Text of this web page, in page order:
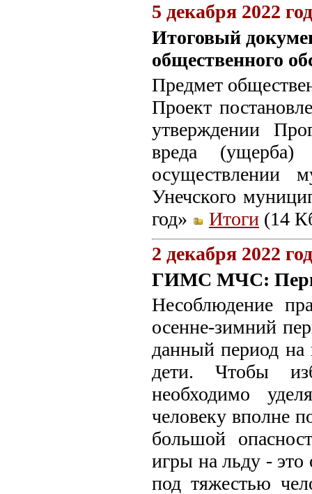
5 декабря 2022
Итоговый
общественного
Предмет
Проект
утверждении
вреда (ущерба)
осуществлении
Унечского
год»
Итоги (14
2 декабря 2022
ГИМС МЧС:
Несоблюдение
осенне-зимний
данный период на
дети. Чтобы
необходимо
человеку вполне
большой
игры на льду - это
под тяжестью